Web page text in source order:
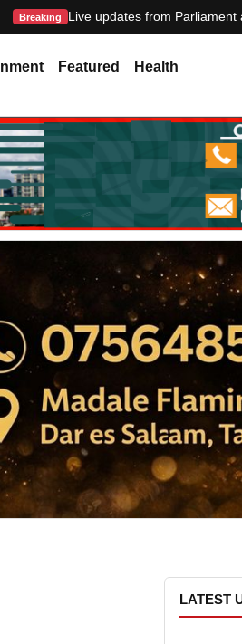
Breaking Live updates from
Featured Health
LATEST